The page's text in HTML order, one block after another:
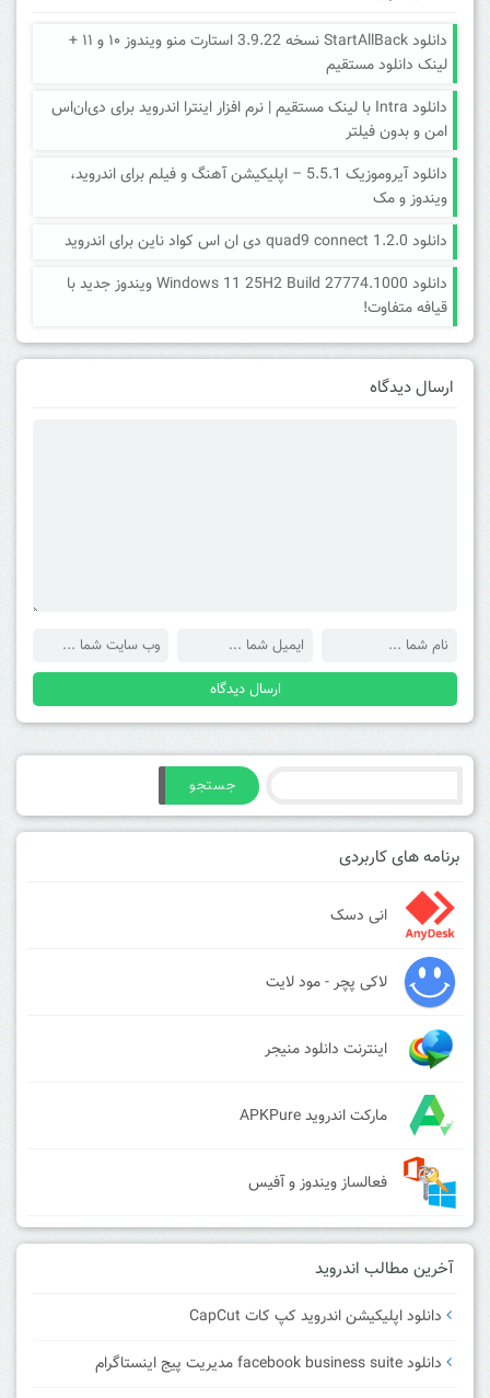
دانلود StartAllBack نسخه 3.9.22 استارت منو ویندوز ۱۰ و ۱۱ +
لینک دانلود مستقیم
دانلود Intra با لینک مستقیم | نرم افزار اینترا اندروید برای دی‌ان‌اس
امن و بدون فیلتر
دانلود آیروموزیک 5.5.1 – اپلیکیشن آهنگ و فیلم برای اندروید،
ویندوز و مک
دانلود quad9 connect 1.2.0 دی ان اس کواد ناین برای اندروید
دانلود Windows 11 25H2 Build 27774.1000 ویندوز جدید با
قیافه متفاوت!
ارسال دیدگاه
جستجو
برنامه های کاربردی
انی دسک
لاکی پچر - مود لایت
اینترنت دانلود منیجر
مارکت اندروید APKPure
فعالساز ویندوز و آفیس
آخرین مطالب اندروید
دانلود اپلیکیشن اندروید کپ کات CapCut
دانلود facebook business suite مدیریت پیج اینستاگرام